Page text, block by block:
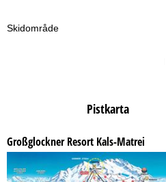
Skidområde
Pistkarta
Großglockner Resort Kals-Matrei